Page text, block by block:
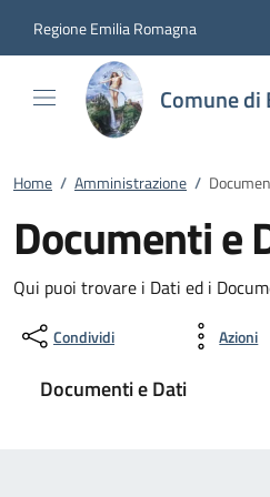
Regione Emilia Romagna
Comune
Home / Amministrazione /
Documenti e
Qui puoi trovare i Dati ed i
Condividi Azioni
Documenti e Dati